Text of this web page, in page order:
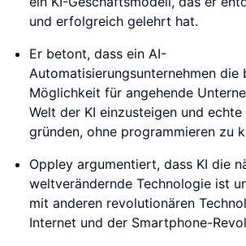
und erfolgreich gelehrt hat.
Er betont, dass ein AI-
Automatisierungsunternehmen die
Möglichkeit für angehende
Welt der KI einzusteigen und
gründen, ohne programmieren zu
Oppley argumentiert, dass KI die
weltverändernde Technologie ist
mit anderen revolutionären
Internet und der Smartphone-